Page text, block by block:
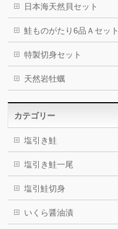
日本海天然貝セット
鮭ものがたり6品Ａセット
特製切身セット
天然岩牡蠣
カテゴリー
塩引き鮭
塩引き鮭一尾
塩引鮭切身
いくら醤油漬